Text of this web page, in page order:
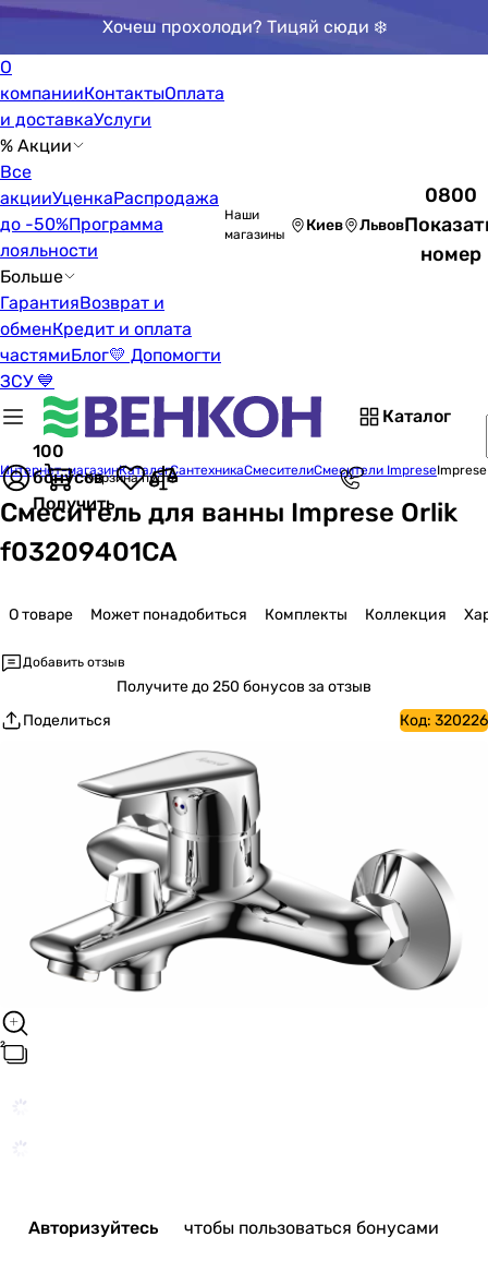
Хочеш прохолоди? Тицяй сюди ❄️
О
компанииКонтактыОплата
и доставкаУслуги
% Акции
Все
акцииУценкаРаспродажа
до -50%Программа
лояльности
Больше
ГарантияВозврат и
обменКредит и оплата
частямиБлог💛 Допомогти
ЗСУ 💙
Наши
магазины
Киев Львов
0800
номер
Каталог
100
бонусов
Получить
Корзина пуста
Интернет-магазинКаталогСантехникаСмесителиСмесители Imprese
Смеситель для ванны Imprese Orlik
f03209401CA
О товаре Может понадобиться Комплекты Коллекция
Добавить отзыв
Получитедо 250 бонусов за отзыв
Поделиться
Код: 320226
Авторизуйтесь чтобы пользоваться бонусами